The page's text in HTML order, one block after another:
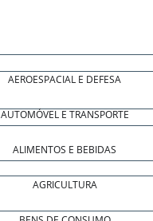
AEROESPACIAL E DEFESA
AUTOMÓVEL E TRANSPORTE
ALIMENTOS E BEBIDAS
AGRICULTURA